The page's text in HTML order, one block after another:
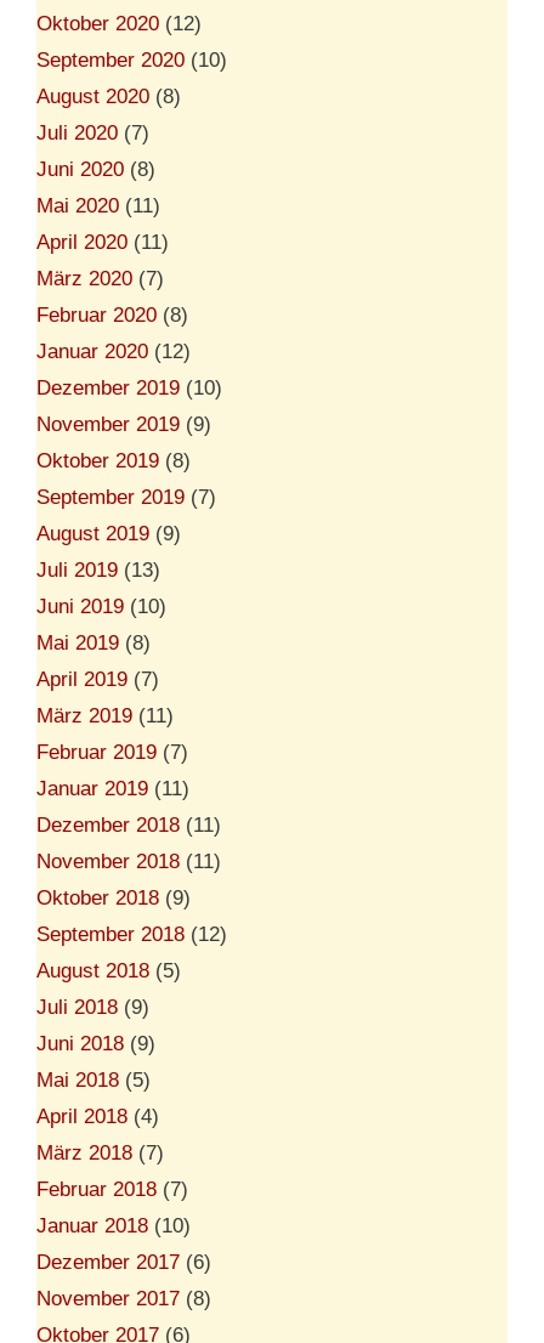
Oktober 2020 (12)
September 2020 (10)
August 2020 (8)
Juli 2020 (7)
Juni 2020 (8)
Mai 2020 (11)
April 2020 (11)
März 2020 (7)
Februar 2020 (8)
Januar 2020 (12)
Dezember 2019 (10)
November 2019 (9)
Oktober 2019 (8)
September 2019 (7)
August 2019 (9)
Juli 2019 (13)
Juni 2019 (10)
Mai 2019 (8)
April 2019 (7)
März 2019 (11)
Februar 2019 (7)
Januar 2019 (11)
Dezember 2018 (11)
November 2018 (11)
Oktober 2018 (9)
September 2018 (12)
August 2018 (5)
Juli 2018 (9)
Juni 2018 (9)
Mai 2018 (5)
April 2018 (4)
März 2018 (7)
Februar 2018 (7)
Januar 2018 (10)
Dezember 2017 (6)
November 2017 (8)
Oktober 2017 (6)